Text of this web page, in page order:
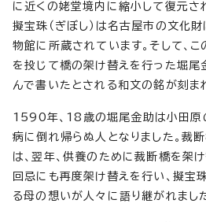
に近くの姥堂境内に縮小して復元さ
擬宝珠（ぎぼし）は名古屋市の文化
物館に所蔵されています。そして、
を投じて橋の架け替えを行った堀尾
んで書いたとされる和文の銘が刻ま
1590年、18歳の堀尾金助は小田原
病に倒れ帰らぬ人となりました。裁
は、翌年、供養のために裁断橋を架
回忌にも再度架け替えを行い、擬宝
る母の想いが人々に語り継がれました